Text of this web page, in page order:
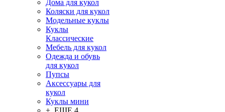
Дома для кукол
Коляски для кукол
Модельные куклы
Куклы
Классические
Мебель для кукол
Одежда и обувь
для кукол
Пупсы
Аксессуары для
кукол
Куклы мини
+ ЕЩЕ 4